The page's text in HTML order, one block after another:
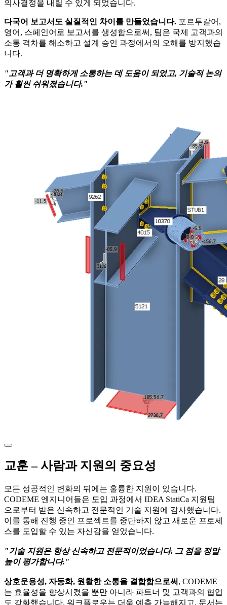
의사결정을 내릴 수 있게 되었습니다.
다국어 보고서도 실질적인 차이를 만들었습니다. 포르투갈어,
영어, 스페인어로 보고서를 생성함으로써, 팀은 국제 고객과의
소통 격차를 해소하고 설계 승인 과정에서의 오해를 방지했습
니다.
"고객과 더 명확하게 소통하는 데 도움이 되었고, 기술적 논의
가 훨씬 쉬워졌습니다."
교훈 – 사람과 지원의 중요성
모든 성공적인 변화의 뒤에는 훌륭한 지원이 있습니다.
CODEME 엔지니어들은 도입 과정에서 IDEA StatiCa 지원팀
으로부터 받은 신속하고 전문적인 기술 지원에 감사했습니다.
이를 통해 진행 중인 프로젝트를 중단하지 않고 새로운 프로세
스를 도입할 수 있는 자신감을 얻었습니다.
"기술 지원은 항상 신속하고 전문적이었습니다. 그 점을 정말
높이 평가합니다."
상호운용성, 자동화, 원활한 소통을 결합함으로써 , CODEME
는 효율성을 향상시켰을 뿐만 아니라 파트너 및 고객과의 협업
도 강화했습니다. 워크플로우는 더욱 예측 가능해지고, 문서는